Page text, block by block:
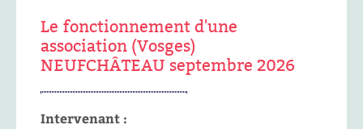
Le fonctionnement d'une
association (Vosges)
NEUFCHÂTEAU septembre 2026
Intervenant :